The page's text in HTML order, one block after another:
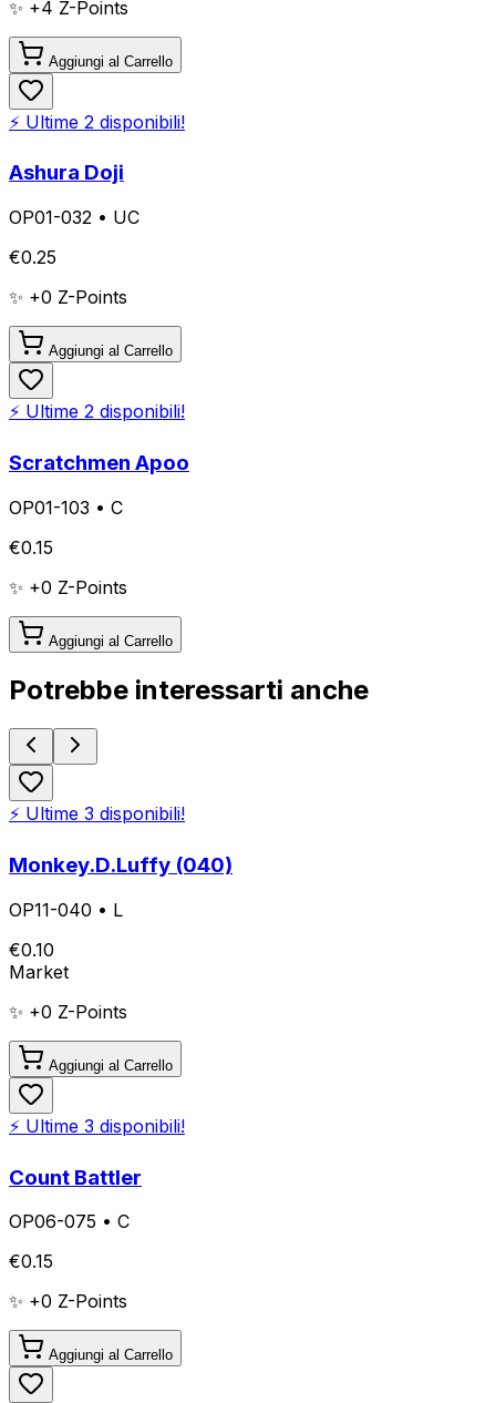
✨ +4 Z-Points
Aggiungi al Carrello
⚡ Ultime 2 disponibili!
Ashura Doji
OP01-032 • UC
€0.25
✨ +0 Z-Points
Aggiungi al Carrello
⚡ Ultime 2 disponibili!
Scratchmen Apoo
OP01-103 • C
€0.15
✨ +0 Z-Points
Aggiungi al Carrello
Potrebbe interessarti anche
⚡ Ultime 3 disponibili!
Monkey.D.Luffy (040)
OP11-040 • L
€0.10
Market
✨ +0 Z-Points
Aggiungi al Carrello
⚡ Ultime 3 disponibili!
Count Battler
OP06-075 • C
€0.15
✨ +0 Z-Points
Aggiungi al Carrello